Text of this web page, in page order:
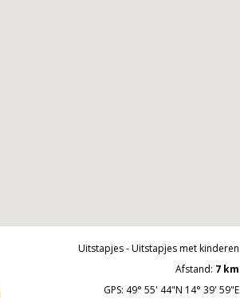
Uitstapjes - Uitstapjes met kinderen
Afstand: 7 km
GPS: 49° 55' 44"N 14° 39' 59"E